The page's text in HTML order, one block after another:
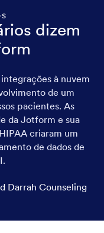
dizem
à nuvem
de um
pacientes. As
da Jotform e sua
criaram um
de dados de
Darrah Counseling